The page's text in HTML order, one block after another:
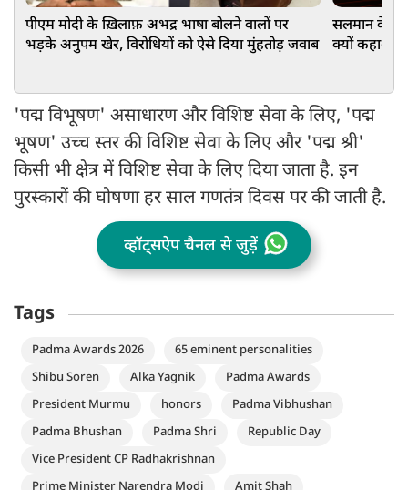
पीएम मोदी के ख़िलाफ़ अभद्र भाषा बोलने वालों पर
भड़के अनुपम खेर, विरोधियों को ऐसे दिया मुंहतोड़ जवाब
सलमान के
क्यों कहा-
'पद्म विभूषण' असाधारण और विशिष्ट सेवा के लिए, 'पद्म
भूषण' उच्च स्तर की विशिष्ट सेवा के लिए और 'पद्म श्री'
किसी भी क्षेत्र में विशिष्ट सेवा के लिए दिया जाता है. इन
पुरस्कारों की घोषणा हर साल गणतंत्र दिवस पर की जाती है.
व्हॉट्सऐप चैनल से जुड़ें
Tags
Padma Awards 2026
65 eminent personalities
Shibu Soren
Alka Yagnik
Padma Awards
President Murmu
honors
Padma Vibhushan
Padma Bhushan
Padma Shri
Republic Day
Vice President CP Radhakrishnan
Prime Minister Narendra Modi
Amit Shah